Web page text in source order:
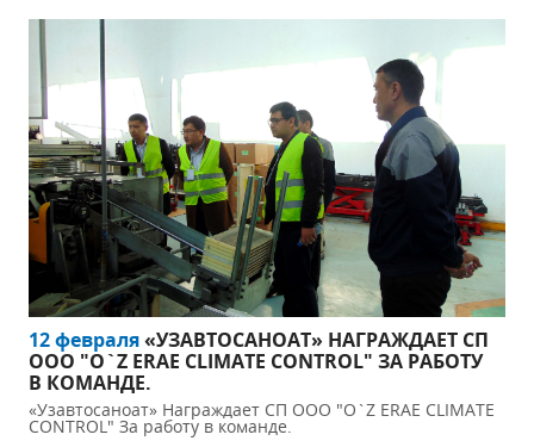
12 февраля«УЗАВТОСАНОАТ» НАГРАЖДАЕТ СП
ООО "O`Z ERAE CLIMATE CONTROL" ЗА РАБОТУ
В КОМАНДЕ.
«Узавтосаноат» Награждает СП ООО "O`Z ERAE CLIMATE
CONTROL" За работу в команде.